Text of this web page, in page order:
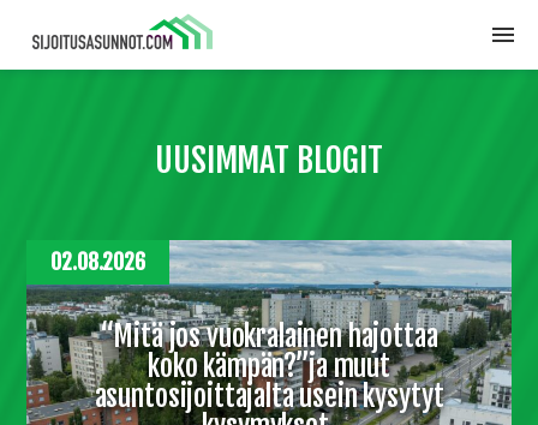
UUSIMMAT BLOGIT
“Mitä jos vuokralainen hajottaa
koko kämpän?”ja muut
asuntosijoittajalta usein kysytyt
02.08.2026